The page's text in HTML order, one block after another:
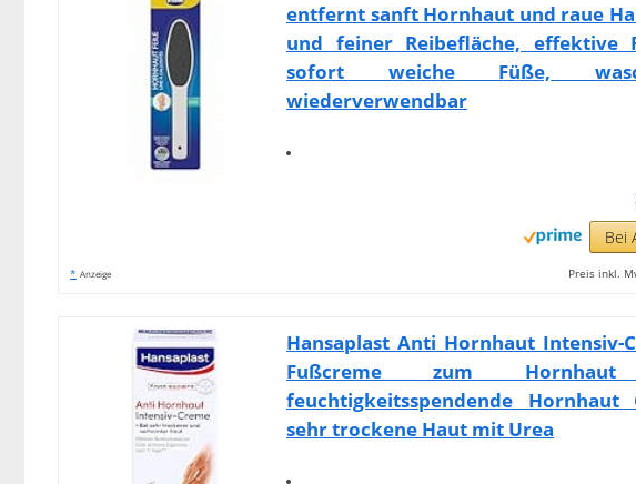
entfernt sanft Hornhaut und raue
und feiner Reibefläche, effektive
sofort weiche Füße,
wiederverwendbar
Bei
* Anzeige Preis inkl.
Hansaplast Anti Hornhaut Intensiv-
Fußcreme zum Hornhaut
feuchtigkeitsspendende
sehr trockene Haut mit Urea